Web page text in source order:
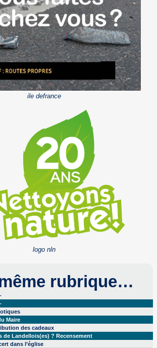
ile defrance
logo nln
rubrique…
Maire
des cadeaux
de Landellois(es) ? Recensement
dans l’église